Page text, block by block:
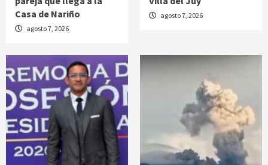
Casa de Nariño
agosto 7, 2026
agosto 7, 2026